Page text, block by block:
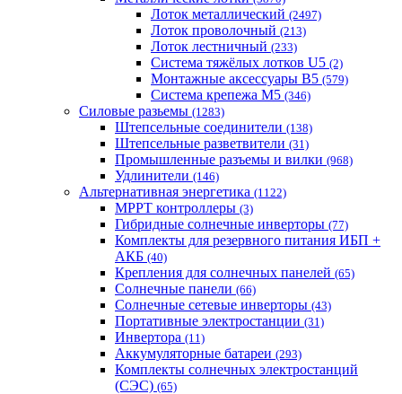
Лоток металлический (2497)
Лоток проволочный (213)
Лоток лестничный (233)
Система тяжёлых лотков U5 (2)
Монтажные аксессуары B5 (579)
Система крепежа M5 (346)
Силовые разьемы (1283)
Штепсельные соединители (138)
Штепсельные разветвители (31)
Промышленные разъемы и вилки (968)
Удлинители (146)
Альтернативная энергетика (1122)
MPPT контроллеры (3)
Гибридные солнечные инверторы (77)
Комплекты для резервного питания ИБП +
АКБ (40)
Крепления для солнечных панелей (65)
Солнечные панели (66)
Солнечные сетевые инверторы (43)
Портативные электростанции (31)
Инвертора (11)
Аккумуляторные батареи (293)
Комплекты солнечных электростанций
(СЭС) (65)